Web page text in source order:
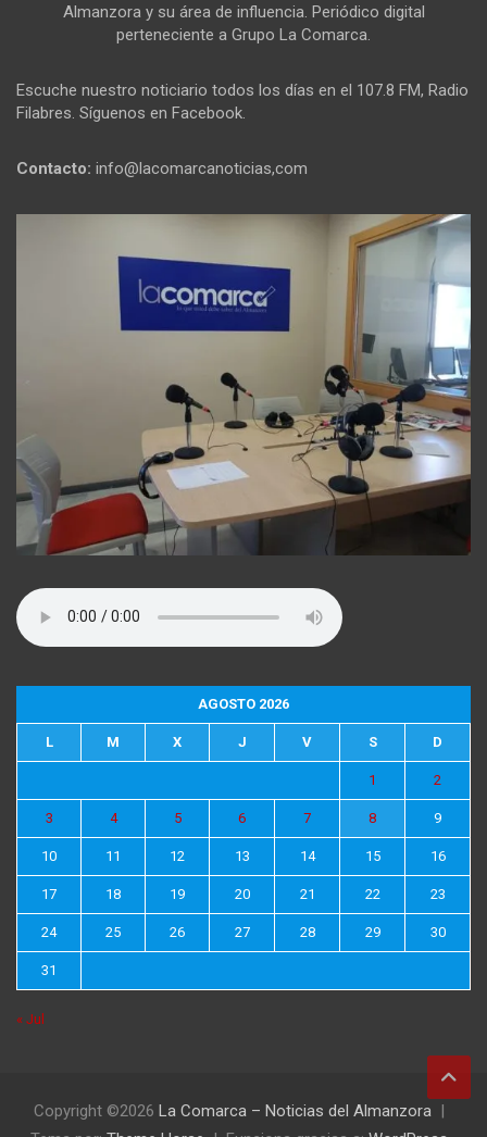
Almanzora y su área de influencia. Periódico digital
perteneciente a Grupo La Comarca.
Escuche nuestro noticiario todos los días en el 107.8 FM, Radio
Filabres. Síguenos en Facebook.
Contacto: info@lacomarcanoticias,com
AGOSTO 2026
L M X J V S D
1 2
3 4 5 6 7 8 9
10 11 12 13 14 15 16
17 18 19 20 21 22 23
24 25 26 27 28 29 30
31
« Jul
Copyright ©2026 La Comarca – Noticias del Almanzora